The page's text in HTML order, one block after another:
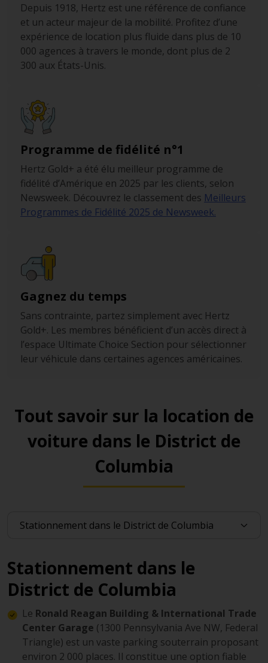
Depuis 1918, Hertz est une référence de confiance
et un acteur majeur de la mobilité. Profitez d’une
expérience de location plus fluide dans plus de 10
000 agences à travers le monde, dont plus de 2
300 aux États-Unis.
Programme de fidélité n°1
Hertz Gold+ a été élu meilleur programme de
fidélité d’Amérique en 2025 par les clients, selon
Newsweek. Découvrez le classement des Meilleurs
Programmes de Fidélité 2025 de Newsweek.
Gagnez du temps
Sans contrainte, partez simplement avec Hertz
Gold+. Les membres bénéficient d’un accès direct à
l’espace Ultimate Choice Section pour sélectionner
leur véhicule dans certaines agences américaines.
Tout savoir sur la location de
voiture dans le District de
Columbia
Stationnement dans le
District de Columbia
Le Ronald Reagan Building & International Trade
Center Garage (1300 Pennsylvania Ave NW, Federal
Triangle) est un vaste parking souterrain proposant
environ 2 000 places. Il constitue une option fiable